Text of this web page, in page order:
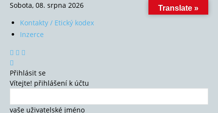
Sobota, 08. srpna 2026
Kontakty / Etický kodex
Inzerce
Přihlásit se
Vítejte! přihlášení k účtu
vaše uživatelské jméno
Translate »